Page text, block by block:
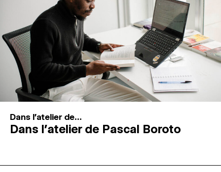
Dans l'atelier de...
Dans l’atelier de Pascal Boroto